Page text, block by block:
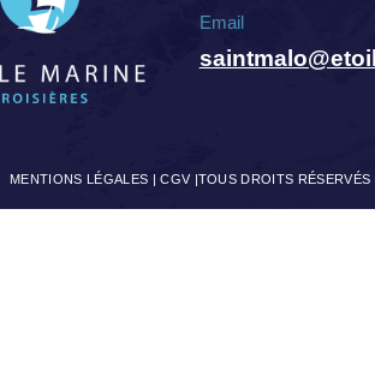
Email
MENTIONS LÉGALES |CGV |TOUS DROITS